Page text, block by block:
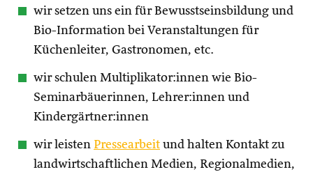
wir setzen uns ein für Bewusstseinsbildung und
Bio-Information bei Veranstaltungen für
Küchenleiter, Gastronomen, etc.
wir schulen Multiplikator:innen wie Bio-
Seminarbäuerinnen, Lehrer:innen und
Kindergärtner:innen
wir leisten Pressearbeit und halten Kontakt zu
landwirtschaftlichen Medien, Regionalmedien,